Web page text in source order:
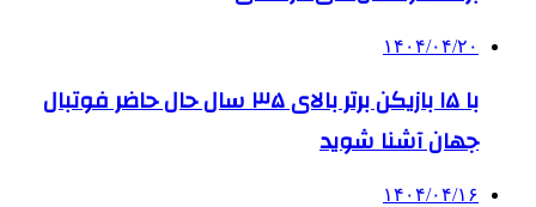
۱۴۰۴/۰۴/۲۰
با ۱۵ بازیکن برتر بالای ۳۵ سال حال حاضر فوتبال
جهان آشنا شوید
۱۴۰۴/۰۴/۱۶